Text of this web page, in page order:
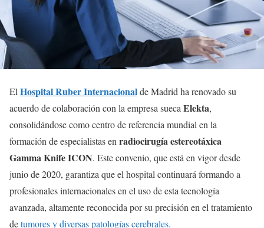
El Hospital Ruber Internacionalde Madrid ha renovado su
acuerdo de colaboración con la empresa sueca Elekta,
consolidándose como centro de referencia mundial en la
formación de especialistas en radiocirugía estereotáxica
Gamma Knife ICON. Este convenio, que está en vigor desde
junio de 2020, garantiza que el hospital continuará formando a
profesionales internacionales en el uso de esta tecnología
avanzada, altamente reconocida por su precisión en el tratamiento
detumores y diversas patologías cerebrales.